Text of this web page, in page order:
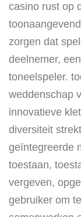
casino rust op
zorgen dat
deelnemer,
toneelspeler.
weddenschap
innovatieve
diversiteit
geïntegreerde
toestaan,
vergeven,
gebruiker om